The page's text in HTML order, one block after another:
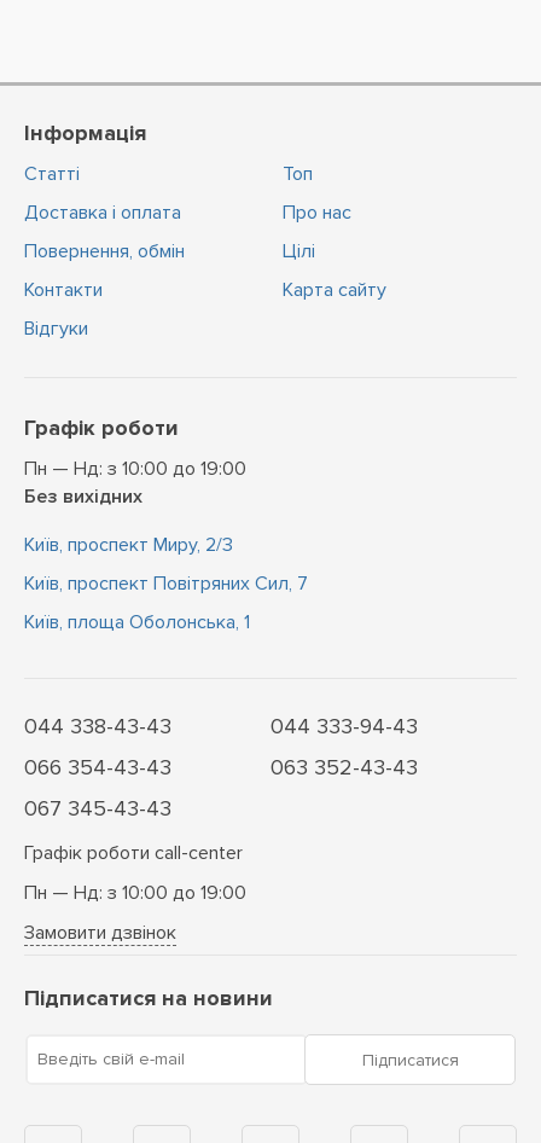
Інформація
Статті
Доставка і оплата
Повернення, обмін
Контакти
Відгуки
Топ
Про нас
Цiлi
Карта сайту
Графік роботи
Пн — Нд: з 10:00 до 19:00
Без вихідних
Київ, проспект Миру, 2/3
Київ, проспект Повітряних Сил, 7
Київ, площа Оболонська, 1
044 338-43-43
044 333-94-43
066 354-43-43
063 352-43-43
067 345-43-43
Графік роботи call-center
Пн — Нд: з 10:00 до 19:00
Замовити дзвінок
Підписатися на новини
Введіть свій e-mail Підписатися